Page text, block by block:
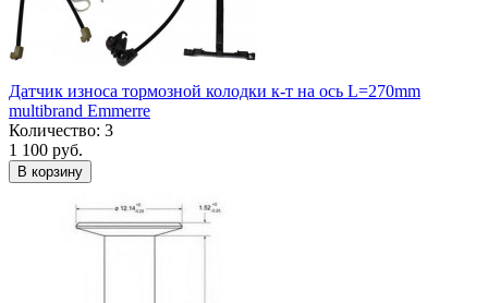
Датчик износа тормозной колодки к-т на ось L=270mm
multibrand Emmerre
Количество: 3
1 100 руб.
В корзину